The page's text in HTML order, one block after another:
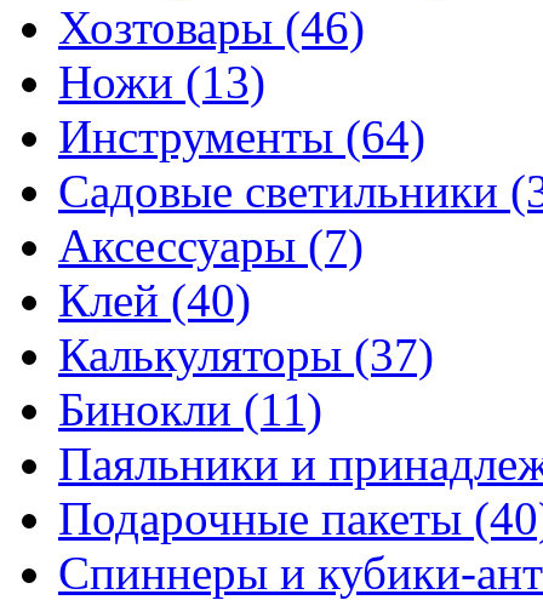
Хозтовары (46)
Ножи (13)
Инструменты (64)
Садовые светильники
Аксессуары (7)
Клей (40)
Калькуляторы (37)
Бинокли (11)
Паяльники и
Подарочные пакеты
Спиннеры и кубики-